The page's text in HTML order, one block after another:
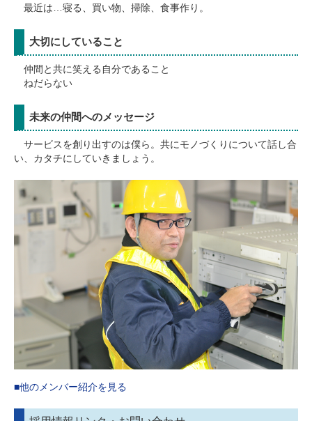
最近は…寝る、買い物、掃除、食事作り。
大切にしていること
仲間と共に笑える自分であること
ねだらない
未来の仲間へのメッセージ
サービスを創り出すのは僕ら。共にモノづくりについて話し合
い、カタチにしていきましょう。
■他のメンバー紹介を見る